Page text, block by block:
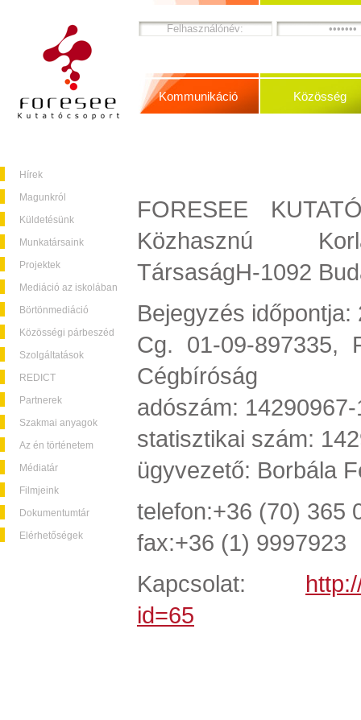
Hírek
Magunkról
Küldetésünk
Munkatársaink
Projektek
Mediáció az iskolában
Börtönmediáció
Közösségi párbeszéd
Szolgáltatások
REDICT
Partnerek
Szakmai anyagok
Az én történetem
Médiatár
Filmjeink
Dokumentumtár
Elérhetőségek
Kommunikáció Közösség
FORESEE
Közhasznú
TársaságH-1092
Bejegyzés időpontja:
Cg. 01-09-897335,
Cégbíróság
adószám:
statisztikai szám:
ügyvezető: Borbála
telefon:+36 (70)
fax:+36 (1) 9997923
Kapcsolat:
id=65